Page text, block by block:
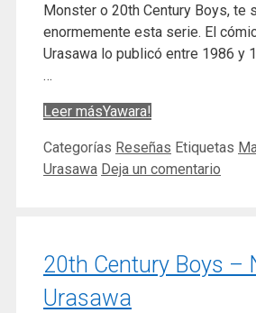
Monster o 20th Century Boys, te
enormemente esta serie. El
Urasawa lo publicó entre 1986 y
…
Leer másYawara!
Categorías Reseñas Etiquetas
Urasawa Deja un comentario
20th Century Boys –
Urasawa